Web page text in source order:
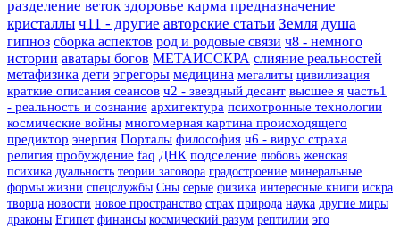
разделение веток здоровье карма предназначение
кристаллы ч11 - другие авторские статьи Земля душа
гипноз сборка аспектов род и родовые связи ч8 - немного
истории аватары богов МЕТАИССКРА слияние реальностей
метафизика дети эгрегоры медицина мегалиты цивилизация
краткие описания сеансов ч2 - звездный десант высшее я часть1
- реальность и сознание архитектура психотронные технологии
космические войны многомерная картина происходящего
предиктор энергия Порталы философия ч6 - вирус страха
религия пробуждение faq ДНК подселение любовь женская
психика дуальность теории заговора градостроение минеральные
формы жизни спецслужбы Сны серые физика интересные книги искра
творца новости новое пространство страх природа наука другие миры
драконы Египет финансы космический разум рептилии эго